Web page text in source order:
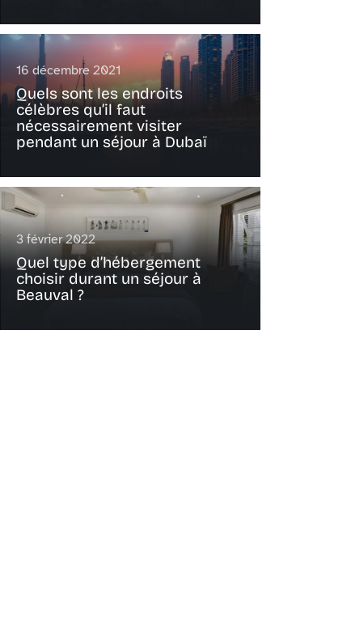
16 décembre 2021
Quels sont les endroits
célèbres qu’il faut
nécessairement visiter
pendant un séjour à Dubaï
3 février 2022
Quel type d’hébergement
choisir durant un séjour à
Beauval ?